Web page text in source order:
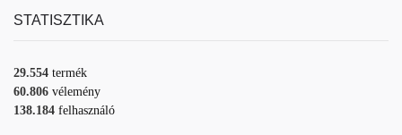
STATISZTIKA
29.554 termék
60.806 vélemény
138.184 felhasználó